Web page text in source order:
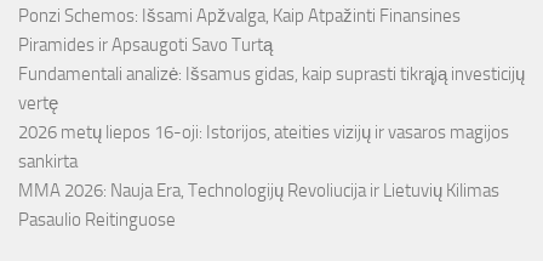
Ponzi Schemos: Išsami Apžvalga, Kaip Atpažinti Finansines
Piramides ir Apsaugoti Savo Turtą
Fundamentali analizė: Išsamus gidas, kaip suprasti tikrąją investicijų
vertę
2026 metų liepos 16-oji: Istorijos, ateities vizijų ir vasaros magijos
sankirta
MMA 2026: Nauja Era, Technologijų Revoliucija ir Lietuvių Kilimas
Pasaulio Reitinguose